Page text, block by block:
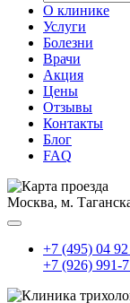
О клинике
Услуги
Болезни
Врачи
Акция
Цены
Отзывы
Контакты
Блог
FAQ
Москва, м.
+7 (495) 04
+7 (926) 991-